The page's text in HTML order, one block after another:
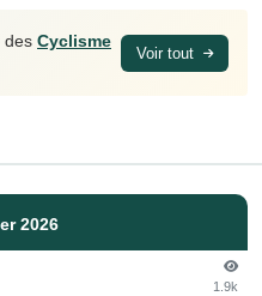
des Cyclisme
Voir tout
2026
1.9k